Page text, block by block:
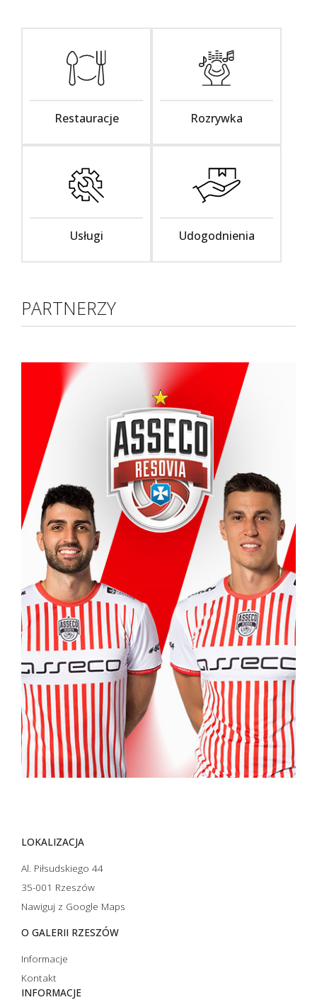
Restauracje Rozrywka
Usługi Udogodnienia
PARTNERZY
LOKALIZACJA
Al. Piłsudskiego 44
35-001 Rzeszów
Nawiguj z Google Maps
O GALERII RZESZÓW
Informacje
Kontakt
INFORMACJE